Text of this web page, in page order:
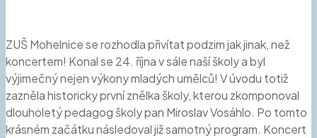
ZUŠ Mohelnice se rozhodla přivítat podzim jak jinak, než
koncertem! Konal se 24. října v sále naší školy a byl
výjimečný nejen výkony mladých umělců! V úvodu totiž
zazněla historicky první znělka školy, kterou zkomponoval
dlouholetý pedagog školy pan Miroslav Vosáhlo. Po tomto
krásném začátku následoval již samotný program. Koncert